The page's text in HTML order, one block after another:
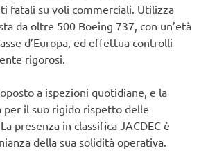
fatali su voli commerciali. Utilizza
da oltre 500 Boeing 737, con un’età
d’Europa, ed effettua controlli
rigorosi.
a ispezioni quotidiane, e la
per il suo rigido rispetto delle
presenza in classifica JACDEC è
della sua solidità operativa.